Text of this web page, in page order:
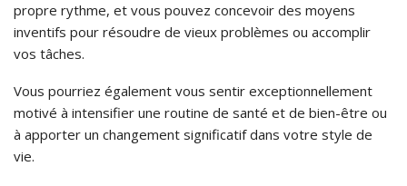
propre rythme, et vous pouvez concevoir des moyens
inventifs pour résoudre de vieux problèmes ou accomplir
vos tâches.
Vous pourriez également vous sentir exceptionnellement
motivé à intensifier une routine de santé et de bien-être ou
à apporter un changement significatif dans votre style de
vie.